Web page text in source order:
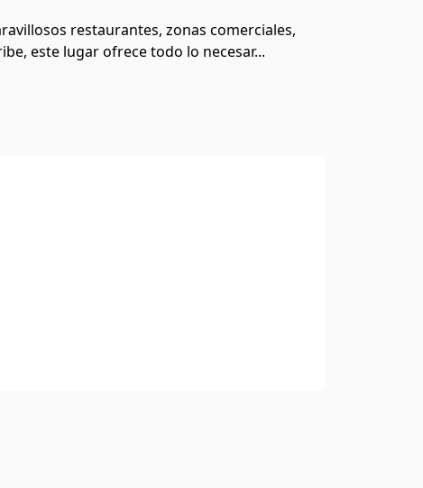
restaurantes, zonas comerciales,
este lugar ofrece todo lo necesar...